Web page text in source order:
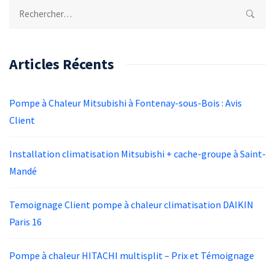
Rechercher :
Articles Récents
Pompe à Chaleur Mitsubishi à Fontenay-sous-Bois : Avis
Client
Installation climatisation Mitsubishi + cache-groupe à Saint-
Mandé
Temoignage Client pompe à chaleur climatisation DAIKIN
Paris 16
Pompe à chaleur HITACHI multisplit – Prix et Témoignage